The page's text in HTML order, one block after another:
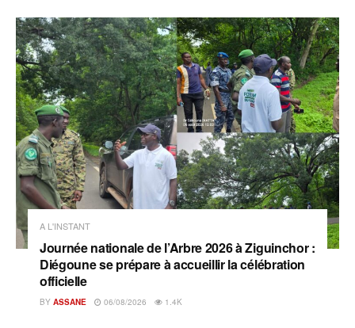
A L'INSTANT
Journée nationale de l’Arbre 2026 à Ziguinchor :
Diégoune se prépare à accueillir la célébration
officielle
BY ASSANE 06/08/2026 1.4K